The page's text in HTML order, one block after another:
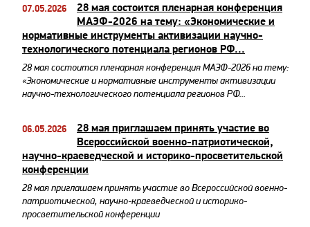
07.05.2026
28 мая состоится пленарная конференция
МАЭФ-2026 на тему: «Экономические и
нормативные инструменты активизации научно-
технологического потенциала регионов РФ...
28 мая состоится пленарная конференция МАЭФ-2026 на тему:
«Экономические и нормативные инструменты активизации
научно-технологического потенциала регионов РФ...
06.05.2026
28 мая приглашаем принять участие во
Всероссийской военно-патриотической,
научно-краеведческой и историко-просветительской
конференции
28 мая приглашаем принять участие во Всероссийской военно-
патриотической, научно-краеведческой и историко-
просветительской конференции